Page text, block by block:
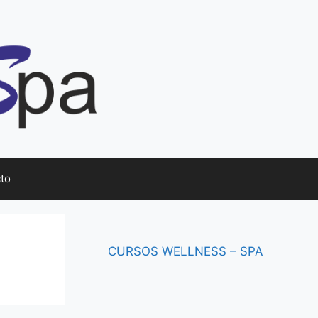
CURSOS WELLNESS – SPA